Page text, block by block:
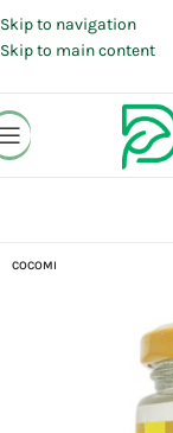
Skip to navigation
Skip to main content
COCOMI